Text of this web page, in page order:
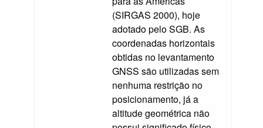
(SIRGAS 2000), hoje
adotado pelo SGB. As
coordenadas horizontais
obtidas no levantamento
GNSS são utilizadas sem
nenhuma restrição no
posicionamento, já a
altitude geométrica não